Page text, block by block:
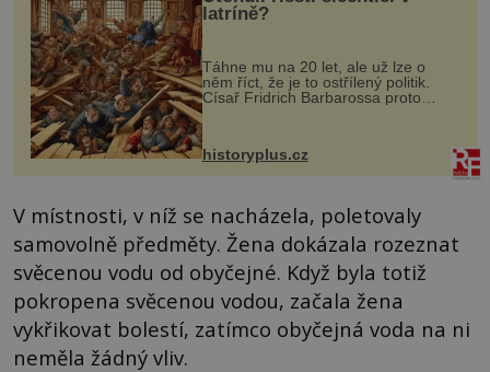
latríně?
Táhne mu na 20 let, ale už lze o
něm říct, že je to ostřílený politik.
Císař Fridrich Barbarossa proto
posílá svého syna a dědice Jindřicha
VI. do Erfurtu, aby se stal
prostředníkem při řešení sporu m...
historyplus.cz
V místnosti, v níž se nacházela, poletovaly
samovolně předměty. Žena dokázala rozeznat
svěcenou vodu od obyčejné. Když byla totiž
pokropena svěcenou vodou, začala žena
vykřikovat bolestí, zatímco obyčejná voda na ni
neměla žádný vliv.